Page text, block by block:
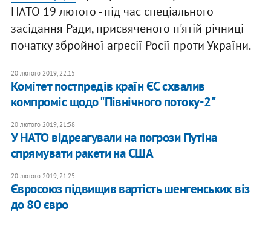
НАТО 19 лютого - під час спеціального
засідання Ради, присвяченого п'ятій річниці
початку збройної агресії Росії проти України.
20 лютого 2019, 22:15
Комітет постпредів країн ЄС схвалив
компроміс щодо "Північного потоку-2"
20 лютого 2019, 21:58
У НАТО відреагували на погрози Путіна
спрямувати ракети на США
20 лютого 2019, 21:25
Євросоюз підвищив вартість шенгенських віз
до 80 євро